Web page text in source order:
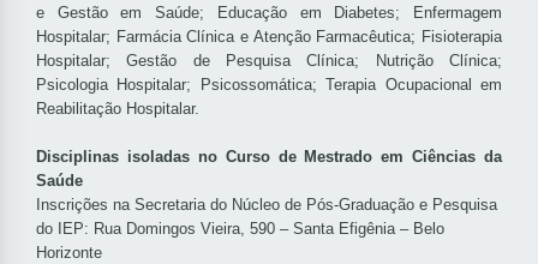
e Gestão em Saúde; Educação em Diabetes; Enfermagem
Hospitalar; Farmácia Clínica e Atenção Farmacêutica; Fisioterapia
Hospitalar; Gestão de Pesquisa Clínica; Nutrição Clínica;
Psicologia Hospitalar; Psicossomática; Terapia Ocupacional em
Reabilitação Hospitalar.
Disciplinas isoladas no Curso de Mestrado em Ciências da
Saúde
Inscrições na Secretaria do Núcleo de Pós-Graduação e Pesquisa
do IEP: Rua Domingos Vieira, 590 – Santa Efigênia – Belo
Horizonte